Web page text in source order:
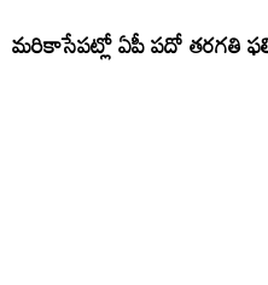
మరికాసేపట్లో ఏపీ పదో తరగతి